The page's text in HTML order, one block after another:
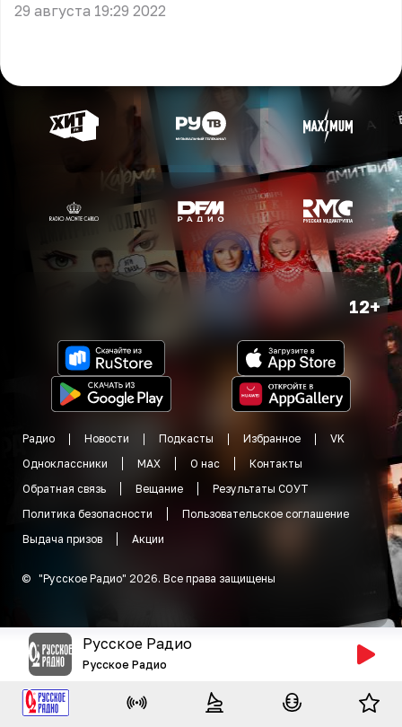
29 августа 19:29 2022
12+
Радио Новости Подкасты Избранное
VK
Одноклассники
MAX О нас
Контакты
Обратная связь
Вещание
Результаты СОУТ
Политика безопасности
Пользовательское соглашение
Выдача призов
Акции
© "Русское Радио" 2026. Все права защищены
Русское Радио
Русское Радио